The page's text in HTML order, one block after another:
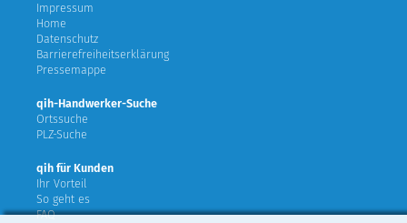
Impressum
Home
Datenschutz
Barrierefreiheitserklärung
Pressemappe
qih-Handwerker-Suche
Ortssuche
PLZ-Suche
qih für Kunden
Ihr Vorteil
So geht es
FAQ